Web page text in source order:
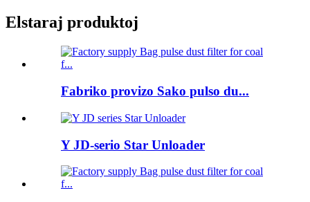
Elstaraj produktoj
Fabriko provizo Sako pulso du...
Y JD-serio Star Unloader